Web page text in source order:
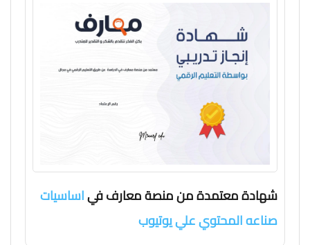
شهادة معتمدة من منصة معارف فياساسيات
صناعه المحتوي علي يوتيوب